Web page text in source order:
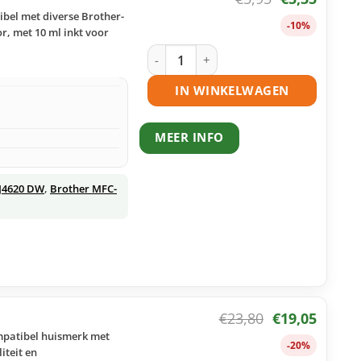
met diverse Brother-
met 10 ml inkt voor
DW, Brother MFC-
-10%
Brother LC223 C inktcartridge cyaan
IN WINKELWAGEN
MEER INFO
huismerk met
en
€23,80 €19,05
-20%